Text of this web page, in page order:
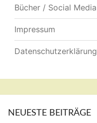
Bücher / Social Media
Impressum
Datenschutzerklärung
NEUESTE BEITRÄGE